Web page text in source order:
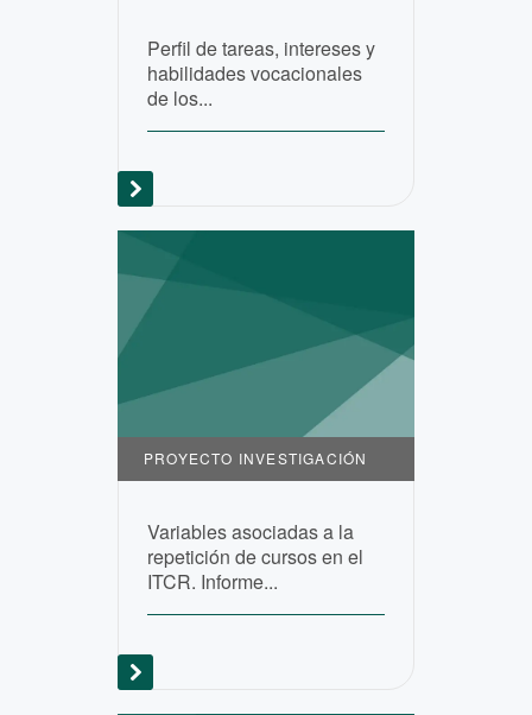
Perfil de tareas, intereses y
habilidades vocacionales
de los...
PROYECTO INVESTIGACIÓN
Variables asociadas a la
repetición de cursos en el
ITCR. Informe...